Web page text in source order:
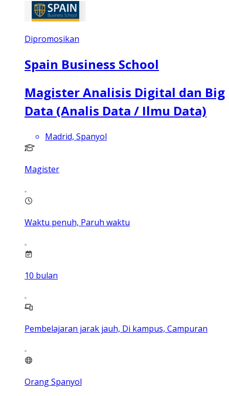
Dipromosikan
Spain Business School
Magister Analisis Digital dan Big
Data (Analis Data / Ilmu Data)
Madrid, Spanyol
Magister
Waktu penuh, Paruh waktu
10 bulan
Pembelajaran jarak jauh, Di kampus, Campuran
Orang Spanyol